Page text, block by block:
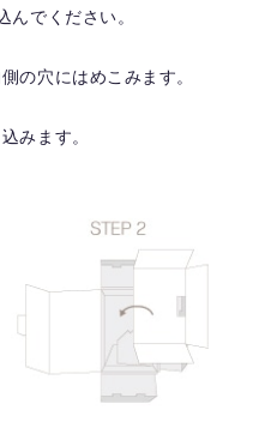
でください。
の穴にはめこみます。
みます。